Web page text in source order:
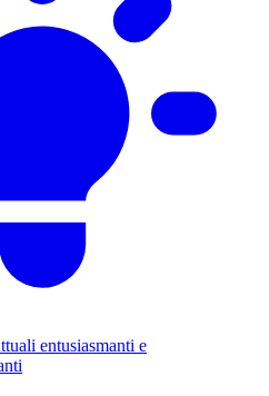
entusiasmanti e